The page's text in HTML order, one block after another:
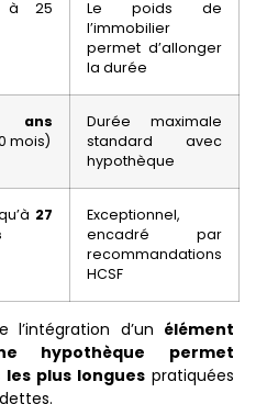
à 25
Le poids de
l’immobilier
permet d’allonger
la durée
ans
mois)
Durée maximale
standard avec
hypothèque
27
Exceptionnel,
encadré par
recommandations
HCSF
d’un élément
hypothèque permet
plus longuespratiquées